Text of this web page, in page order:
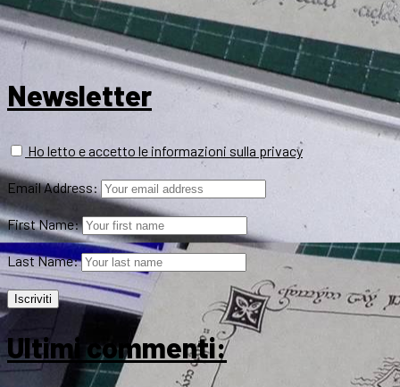
Newsletter
Ho letto e accetto le informazioni sulla privacy
Email Address:
First Name:
Last Name:
Ultimi commenti: